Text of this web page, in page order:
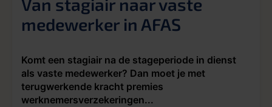
Van stagiair naar vaste
medewerker in AFAS
Komt een stagiair na de stageperiode in dienst
als vaste medewerker? Dan moet je met
terugwerkende kracht premies
werknemersverzekeringen...